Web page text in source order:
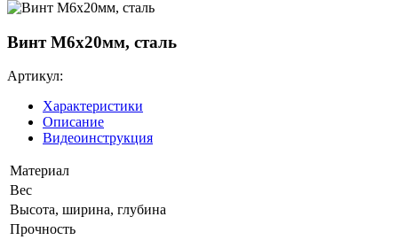
Винт М6х20мм, сталь
Артикул:
Характеристики
Описание
Видеоинструкция
Материал
Вес
Высота, ширина, глубина
Прочность